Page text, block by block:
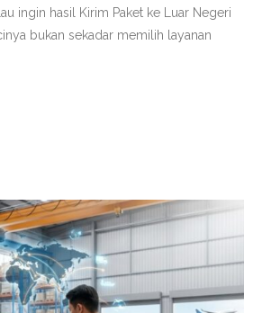
ingin hasil Kirim Paket ke Luar Negeri
bukan sekadar memilih layanan